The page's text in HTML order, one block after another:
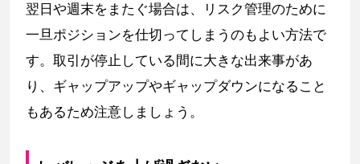
翌日や週末をまたぐ場合は、リスク管理のために
一旦ポジションを仕切ってしまうのもよい方法で
す。取引が停止している間に大きな出来事があ
り、ギャップアップやギャップダウンになること
もあるため注意しましょう。